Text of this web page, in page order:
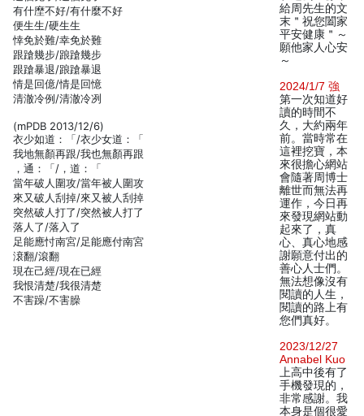
有什塺不好/有什麼不好
便生生/硬生生
悻免於難/幸免於難
跟蹌幾步/踉蹌幾步
跟蹌暴退/踉蹌暴退
情是回億/情是回憶
清澈冷例/清澈冷冽
(mPDB 2013/12/6)
衣少如道：「/衣少女道：「
我地無顏再跟/我也無顏再跟
，通：「/，道：「
當年破人圍攻/當年被人圍攻
來又破人刮掉/來又被人刮掉
突然破人打了/突然被人打了
落人了/落入了
足能應忖南宮/足能應付南宮
滖翻/滾翻
現在己經/現在已經
我恨清楚/我很清楚
不害躁/不害臊
給周先生的文
末＂祝您闔家
平安健康＂～
願他家人心安
～
2024/1/7 強
第一次知道好
讀的時間不
久，大約兩年
前。當時常在
這裡挖寶，本
來很擔心網站
會隨著周博士
離世而無法再
運作，今日再
來發現網站動
起來了，真
心、真心地感
謝願意付出的
善心人士們。
無法想像沒有
閱讀的人生，
閱讀的路上有
您們真好。
2023/12/27
Annabel Kuo
上高中後有了
手機發現的，
非常感謝。我
本身是個很愛